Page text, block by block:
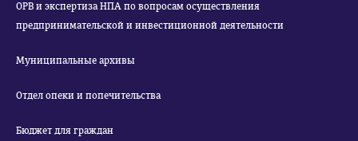
ОРВ и экспертиза НПА по вопросам осуществления
предпринимательской и инвестиционной деятельности
Муниципальные архивы
Отдел опеки и попечительства
Бюджет для граждан